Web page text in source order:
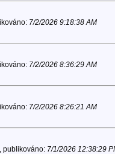
7/2/2026 9:18:38 AM
7/2/2026 8:36:29 AM
7/2/2026 8:26:21 AM
publikováno: 7/1/2026 12:38:29